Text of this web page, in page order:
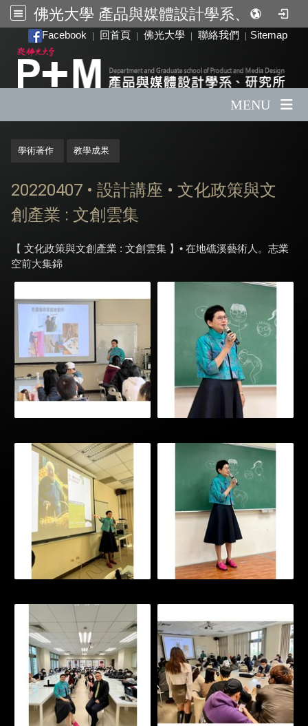
佛光大學 產品與媒體設計學系、研究所
Facebook 回首頁 佛光大學 聯絡我們 Sitemap
MENU
學術著作 教學成果
20220407 • 設計講座 • 文化政策與文
創產業 : 文創雲集
【 文化政策與文創產業 : 文創雲集 】• 在地礁溪藝術人。志業
空前大集錦